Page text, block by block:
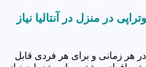
در منزل در آنتالیا نیاز
هر زمانی و برای هر فردی قابل